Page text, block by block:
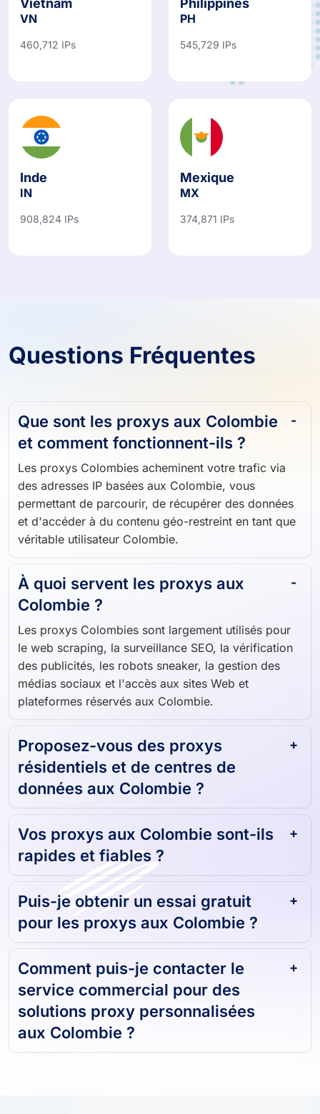
Vietnam
VN
460,712 IPs
Philippines
PH
545,729 IPs
Inde
IN
908,824 IPs
Mexique
MX
374,871 IPs
Questions Fréquentes
Que sont les proxys aux Colombie
et comment fonctionnent-ils ?
Les proxys Colombies acheminent votre trafic via
des adresses IP basées aux Colombie, vous
permettant de parcourir, de récupérer des données
et d'accéder à du contenu géo-restreint en tant que
véritable utilisateur Colombie.
À quoi servent les proxys aux
Colombie ?
Les proxys Colombies sont largement utilisés pour
le web scraping, la surveillance SEO, la vérification
des publicités, les robots sneaker, la gestion des
médias sociaux et l'accès aux sites Web et
plateformes réservés aux Colombie.
Proposez-vous des proxys
résidentiels et de centres de
données aux Colombie ?
Vos proxys aux Colombie sont-ils
rapides et fiables ?
Puis-je obtenir un essai gratuit
pour les proxys aux Colombie ?
Comment puis-je contacter le
service commercial pour des
solutions proxy personnalisées
aux Colombie ?